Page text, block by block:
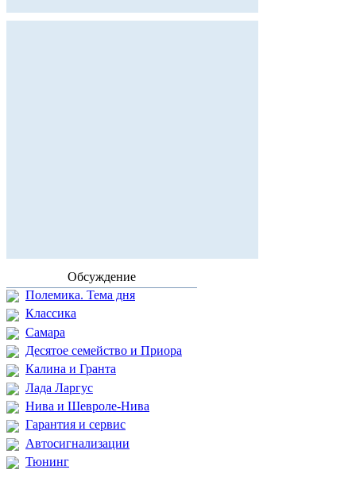
Обсуждение
Полемика. Тема дня
Классика
Самара
Десятое семейство и Приора
Калина и Гранта
Лада Ларгус
Нива и Шевроле-Нива
Гарантия и сервис
Автосигнализации
Тюнинг